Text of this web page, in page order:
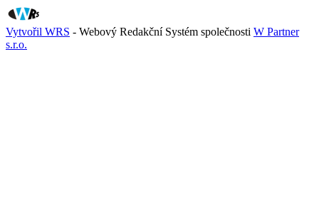
Vytvořil WRS - Webový Redakční Systém společnosti W Partner
s.r.o.